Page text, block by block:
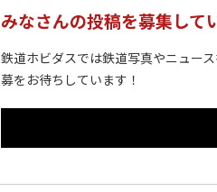
みなさんの投稿を募集して
鉄道ホビダスでは鉄道写真やニュー
募をお待ちしています！